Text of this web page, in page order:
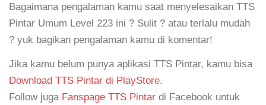
Bagaimana pengalaman kamu saat menyelesaikan TTS
Pintar Umum Level 223 ini ? Sulit ? atau terlalu mudah
? yuk bagikan pengalaman kamu di komentar!
Jika kamu belum punya aplikasi TTS Pintar, kamu bisa
Download TTS Pintar di PlayStore.
Follow juga Fanspage TTS Pintar di Facebook untuk